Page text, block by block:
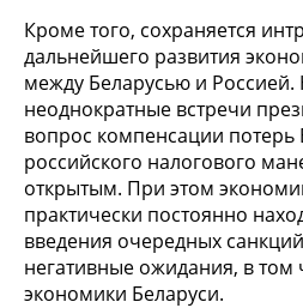
Кроме того, сохраняется
дальнейшего развития
между Беларусью и Россией.
неоднократные встречи
вопрос компенсации потерь
российского налогового
открытым. При этом
практически постоянно
введения очередных
негативные ожидания, в том
экономики Беларуси.